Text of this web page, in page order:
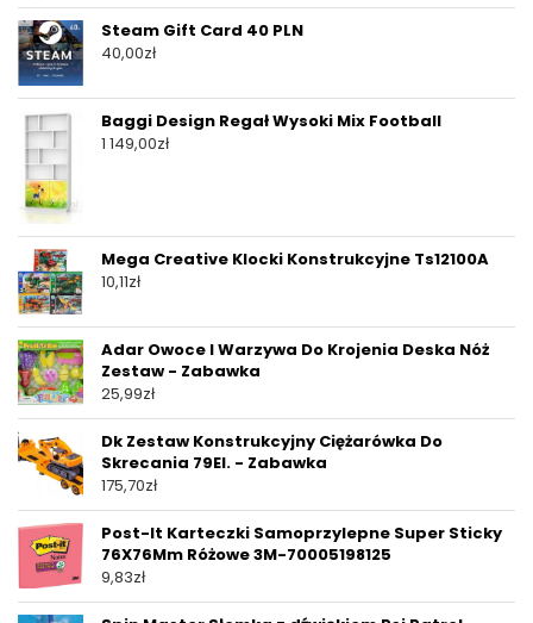
Steam Gift Card 40 PLN
40,00zł
Baggi Design Regał Wysoki Mix Football
1 149,00zł
Mega Creative Klocki Konstrukcyjne Ts12100A
10,11zł
Adar Owoce I Warzywa Do Krojenia Deska Nóż
Zestaw - Zabawka
25,99zł
Dk Zestaw Konstrukcyjny Ciężarówka Do
Skrecania 79El. - Zabawka
175,70zł
Post-It Karteczki Samoprzylepne Super Sticky
76X76Mm Różowe 3M-70005198125
9,83zł